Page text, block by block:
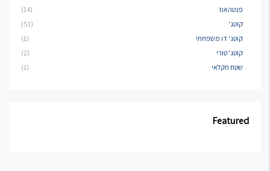
פנטהאוז
(14)
קוטג'
(51)
קוטג' דו משפחתי
(1)
קוטג' טורי
(2)
שטח חקלאי
(1)
Featured